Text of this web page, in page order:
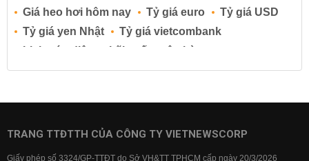
Giá heo hơi hôm nay
Tỷ giá euro
Tỷ giá USD
Tỷ giá yen Nhật
Tỷ giá vietcombank
Lịch cúp điện
Lãi suất ngân hàng
Lãi suất tiết kiệm
Lãi suất tiền gửi
Lãi suất ngân hàng BIDV
TRANG TTĐTTH CỦA CÔNG TY VIETNEWSCORP
Giấy phép số 3324/GP-TTĐT do Sở VH&TT TPHCM cấp ngày 20/3/2026